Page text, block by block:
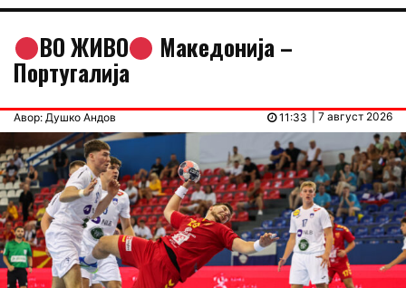
ВО ЖИВО Македонија –
Португалија
Авор: Душко Андов | 7 август 2026
11:33